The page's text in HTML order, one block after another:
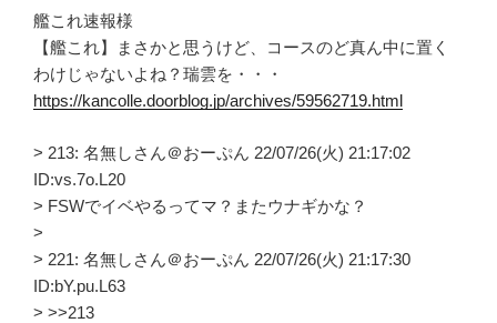
艦これ速報様
【艦これ】まさかと思うけど、コースのど真ん中に置く
わけじゃないよね？瑞雲を・・・
https://kancolle.doorblog.jp/archives/59562719.html
> 213: 名無しさん＠おーぷん 22/07/26(火) 21:17:02
ID:vs.7o.L20
> FSWでイベやるってマ？またウナギかな？
>
> 221: 名無しさん＠おーぷん 22/07/26(火) 21:17:30
ID:bY.pu.L63
> >>213